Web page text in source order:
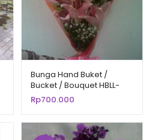
Bunga Hand Buket /
Bucket / Bouquet HBLL-
7001
Rp700.000